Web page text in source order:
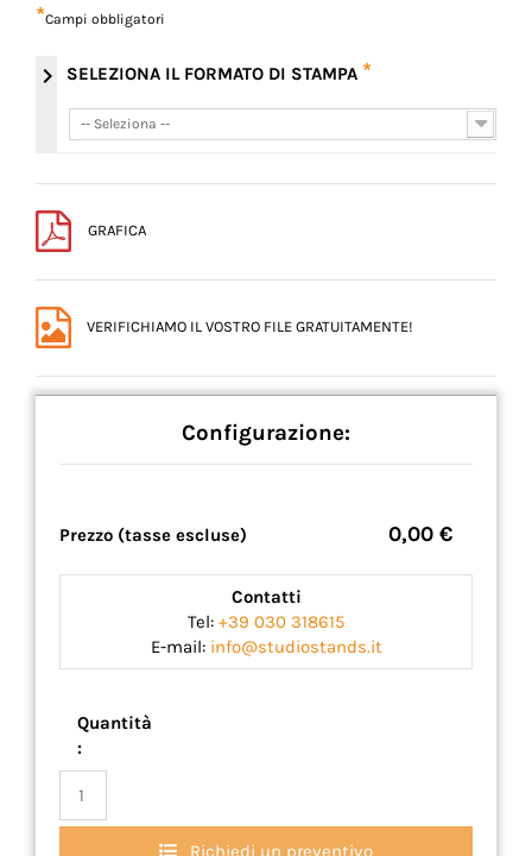
*Campi obbligatori
chevron_right SELEZIONA IL FORMATO DI STAMPA *
-- Seleziona --
-- Seleziona --
GRAFICA
VERIFICHIAMO IL VOSTRO FILE GRATUITAMENTE!
Configurazione:
Prezzo (tasse escluse) 0,00 €
Contatti
Tel: +39 030 318615
E-mail: info@studiostands.it
Quantità
:
Richiedi un preventivo